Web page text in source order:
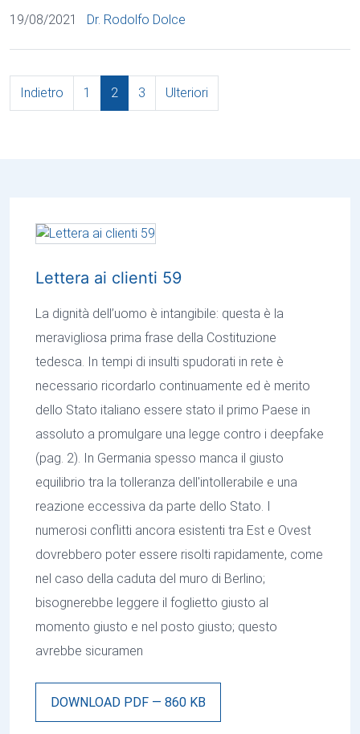
19/08/2021 Dr. Rodolfo Dolce
Indietro 1 2 3 Ulteriori
Lettera ai clienti 59
La dignità dell’uomo è intangibile: questa è la
meravigliosa prima frase della Costituzione
tedesca. In tempi di insulti spudorati in rete è
necessario ricordarlo continuamente ed è merito
dello Stato italiano essere stato il primo Paese in
assoluto a promulgare una legge contro i deepfake
(pag. 2). In Germania spesso manca il giusto
equilibrio tra la tolleranza dell'intollerabile e una
reazione eccessiva da parte dello Stato. I
numerosi conflitti ancora esistenti tra Est e Ovest
dovrebbero poter essere risolti rapidamente, come
nel caso della caduta del muro di Berlino;
bisognerebbe leggere il foglietto giusto al
momento giusto e nel posto giusto; questo
avrebbe sicuramen
DOWNLOAD PDF — 860 KB